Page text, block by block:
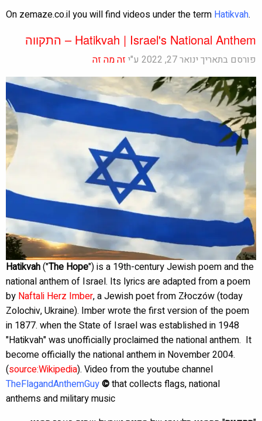
Onzemaze.co.ilyou will find videos under the termHatikvah
Hatikvah | Israel's National Anthem – התקווה
פורסם בתאריך ינואר 27, 2022 ע"י זה מה זה
Hatikvah("The Hope") is a 19th-century Jewish poem and the
national anthem of Israel. Its lyrics are adapted from a poem
byNaftali Herz Imber, a Jewish poet from Złoczów (today
Zolochiv, Ukraine). Imber wrote the first version of the poem
in 1877. when the State of Israel was established in 1948
"Hatikvah" was unofficially proclaimed the national anthem. It
become officially the national anthem in November 2004.
(source:Wikipedia ). Video from the youtube channel
TheFlagandAnthemGuy©that collects flags, national
anthems and military music